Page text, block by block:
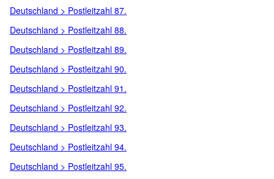
Deutschland > Postleitzahl 87.
Deutschland > Postleitzahl 88.
Deutschland > Postleitzahl 89.
Deutschland > Postleitzahl 90.
Deutschland > Postleitzahl 91.
Deutschland > Postleitzahl 92.
Deutschland > Postleitzahl 93.
Deutschland > Postleitzahl 94.
Deutschland > Postleitzahl 95.